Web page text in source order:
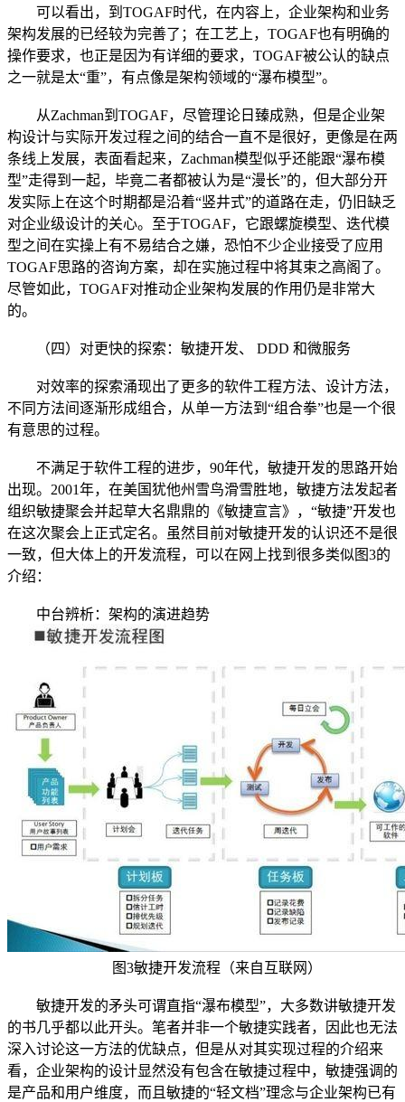
可以看出，到TOGAF时代，在内容上，企业架构和业务
架构发展的已经较为完善了；在工艺上，TOGAF也有明确的
操作要求，也正是因为有详细的要求，TOGAF被公认的缺点
之一就是太“重”，有点像是架构领域的“瀑布模型”。
从Zachman到TOGAF，尽管理论日臻成熟，但是企业架
构设计与实际开发过程之间的结合一直不是很好，更像是在两
条线上发展，表面看起来，Zachman模型似乎还能跟“瀑布模
型”走得到一起，毕竟二者都被认为是“漫长”的，但大部分开
发实际上在这个时期都是沿着“竖井式”的道路在走，仍旧缺乏
对企业级设计的关心。至于TOGAF，它跟螺旋模型、迭代模
型之间在实操上有不易结合之嫌，恐怕不少企业接受了应用
TOGAF思路的咨询方案，却在实施过程中将其束之高阁了。
尽管如此，TOGAF对推动企业架构发展的作用仍是非常大
的。
（四）对更快的探索：敏捷开发、 DDD 和微服务
对效率的探索涌现出了更多的软件工程方法、设计方法，
不同方法间逐渐形成组合，从单一方法到“组合拳”也是一个很
有意思的过程。
不满足于软件工程的进步，90年代，敏捷开发的思路开始
出现。2001年，在美国犹他州雪鸟滑雪胜地，敏捷方法发起者
组织敏捷聚会并起草大名鼎鼎的《敏捷宣言》，“敏捷”开发也
在这次聚会上正式定名。虽然目前对敏捷开发的认识还不是很
一致，但大体上的开发流程，可以在网上找到很多类似图3的
介绍：
中台辨析：架构的演进趋势
图3敏捷开发流程（来自互联网）
敏捷开发的矛头可谓直指“瀑布模型”，大多数讲敏捷开发
的书几乎都以此开头。笔者并非一个敏捷实践者，因此也无法
深入讨论这一方法的优缺点，但是从对其实现过程的介绍来
看，企业架构的设计显然没有包含在敏捷过程中，敏捷强调的
是产品和用户维度，而且敏捷的“轻文档”理念与企业架构已有